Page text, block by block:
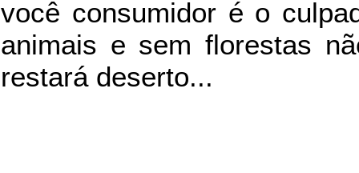
você consumidor é o
animais e sem florestas
restará deserto...